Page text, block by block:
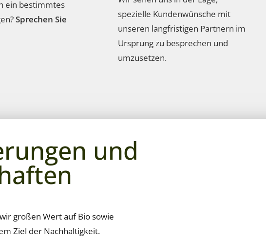
ein bestimmtes
Sprechen Sie
spezielle Kundenwünsche mit
unseren langfristigen Partnern im
Ursprung zu besprechen und
umzusetzen.
und
großen Wert aufBio sowie
Ziel der Nachhaltigkeit.